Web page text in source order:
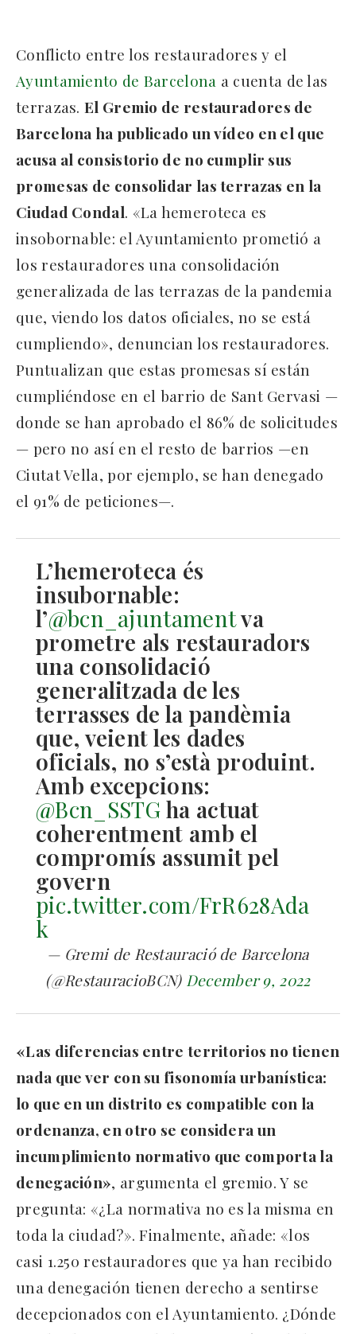
Conflicto entre los restauradores y el
Ayuntamiento de Barcelona a cuenta de las
terrazas. El Gremio de restauradores de
Barcelona ha publicado un vídeo en el que
acusa al consistorio de no cumplir sus
promesas de consolidar las terrazas en la
Ciudad Condal. «La hemeroteca es
insobornable: el Ayuntamiento prometió a
los restauradores una consolidación
generalizada de las terrazas de la pandemia
que, viendo los datos oficiales, no se está
cumpliendo», denuncian los restauradores.
Puntualizan que estas promesas sí están
cumpliéndose en el barrio de Sant Gervasi —
donde se han aprobado el 86% de solicitudes
— pero no así en el resto de barrios —en
Ciutat Vella, por ejemplo, se han denegado
el 91% de peticiones—.
L’hemeroteca és
insubornable:
l’@bcn_ajuntamentva
prometre als restauradors
una consolidació
generalitzada de les
terrasses de la pandèmia
que, veient les dades
oficials, no s’està produint.
Amb excepcions:
@Bcn_SSTGha actuat
coherentment amb el
compromís assumit pel
govern
pic.twitter.com/FrR628Ada
k
— Gremi de Restauració de Barcelona
(@RestauracioBCN) December 9, 2022
«Las diferencias entre territorios no tienen
nada que ver con su fisonomía urbanística:
lo que en un distrito es compatible con la
ordenanza, en otro se considera un
incumplimiento normativo que comporta la
denegación», argumenta el gremio. Y se
pregunta: «¿La normativa no es la misma en
toda la ciudad?». Finalmente, añade: «los
casi 1.250 restauradores que ya han recibido
una denegación tienen derecho a sentirse
decepcionados con el Ayuntamiento. ¿Dónde